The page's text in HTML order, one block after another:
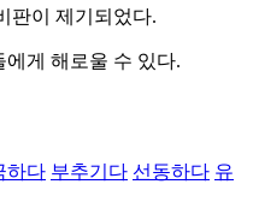
판이 제기되었다.
게 해로울 수 있다.
하다 부추기다 선동하다 유